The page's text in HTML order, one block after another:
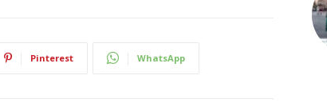
Pinterest WhatsApp